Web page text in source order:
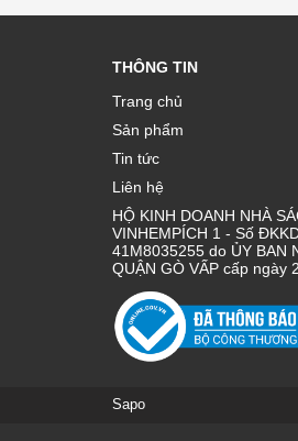
THÔNG TIN
Trang chủ
Sản phẩm
Tin tức
Liên hệ
HỘ KINH DOANH NHÀ
VINHEMPÍCH 1 - Số
41M8035255 do ỦY BAN
QUẬN GÒ VẤP cấp ngày
Sapo